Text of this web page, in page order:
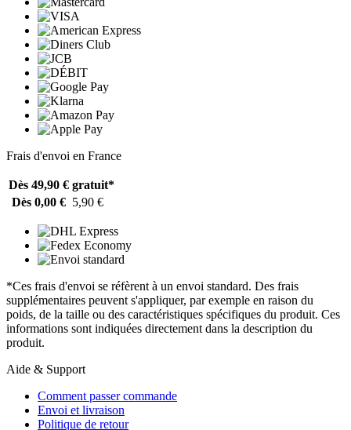
Frais d'envoi en France
Dès 49,90 € gratuit*
Dès 0,00 € 5,90 €
*Ces frais d'envoi se réfèrent à un envoi standard. Des frais
supplémentaires peuvent s'appliquer, par exemple en raison du
poids, de la taille ou des caractéristiques spécifiques du produit. Ces
informations sont indiquées directement dans la description du
produit.
Aide & Support
Comment passer commande
Envoi et livraison
Politique de retour